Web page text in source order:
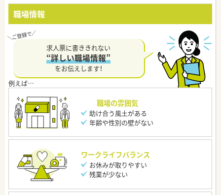
職場情報
求人票に書ききれない
“詳しい職場情報”
をお伝えします！
職場の雰囲気
助け合う風土がある
年齢や性別の壁がない
ワークライフバランス
お休みが取りやすい
残業が少ない